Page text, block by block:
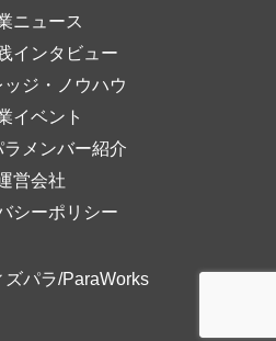
ニュース
インタビュー
ジ・ノウハウ
イベント
ラメンバー紹介
営会社
シーポリシー
パラ/ParaWorks